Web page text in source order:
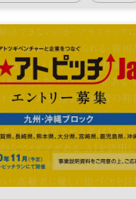
四国 スタ★アトピッチ